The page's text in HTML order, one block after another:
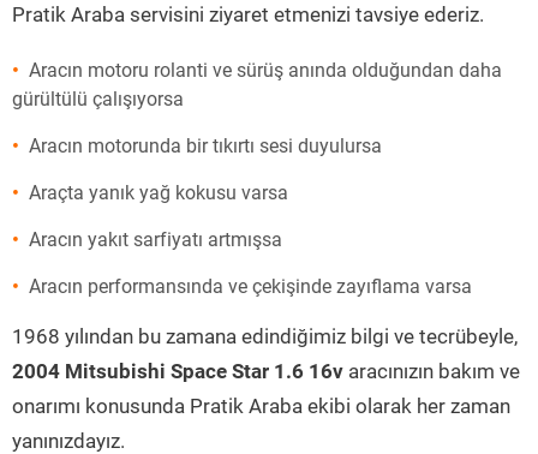
Pratik Araba servisini ziyaret etmenizi tavsiye ederiz.
Aracın motoru rolanti ve sürüş anında olduğundan daha
gürültülü çalışıyorsa
Aracın motorunda bir tıkırtı sesi duyulursa
Araçta yanık yağ kokusu varsa
Aracın yakıt sarfiyatı artmışsa
Aracın performansında ve çekişinde zayıflama varsa
1968 yılından bu zamana edindiğimiz bilgi ve tecrübeyle,
2004 Mitsubishi Space Star 1.6 16v aracınızın bakım ve
onarımı konusunda Pratik Araba ekibi olarak her zaman
yanınızdayız.